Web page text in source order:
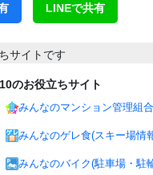
LINEで共有
サイトです
のお役立ちサイト
みんなのマンション管理組合
みんなのゲレ食(スキー場情
みんなのバイク(駐車場・駐